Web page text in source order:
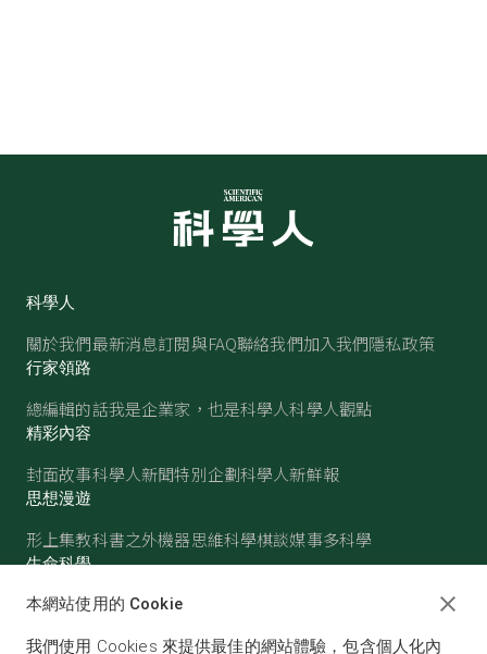
科學人
關於我們最新消息訂閱與FAQ聯絡我們加入我們隱私政策
行家領路
總編輯的話我是企業家，也是科學人科學人觀點
精彩內容
封面故事科學人新聞特別企劃科學人新鮮報
思想漫遊
形上集教科書之外機器思維科學棋談媒事多科學
生命科學
醫學古生物心理學生態學
本網站使用的 Cookie
我們使用 Cookies 來提供最佳的網站體驗，包含個人化內